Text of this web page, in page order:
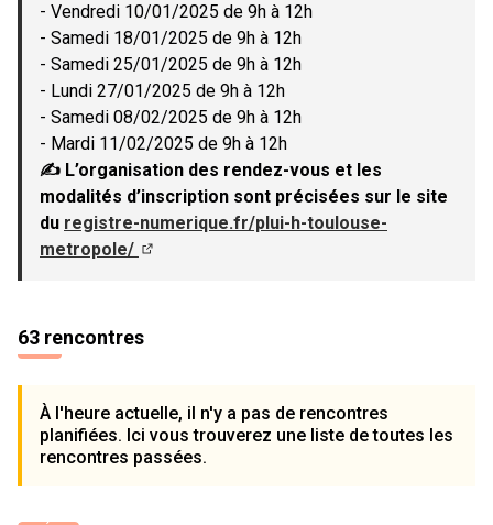
- Vendredi 10/01/2025 de 9h à 12h
- Samedi 18/01/2025 de 9h à 12h
- Samedi 25/01/2025 de 9h à 12h
- Lundi 27/01/2025 de 9h à 12h
- Samedi 08/02/2025 de 9h à 12h
- Mardi 11/02/2025 de 9h à 12h
✍ L’organisation des rendez-vous et les
modalités d’inscription sont précisées sur le site
du registre-numerique.fr/plui-h-toulouse-
metropole/
63 rencontres
À l'heure actuelle, il n'y a pas de rencontres
planifiées. Ici vous trouverez une liste de toutes les
rencontres passées.